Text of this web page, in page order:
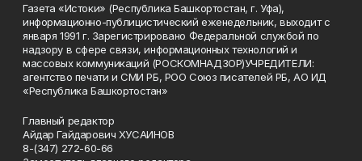
Газета «Истоки» (Республика Башкортостан, г. Уфа),
информационно-публицистический еженедельник, выходит с
января 1991 г. Зарегистрировано Федеральной службой по
надзору в сфере связи, информационных технологий и
массовых коммуникаций (РОСКОМНАДЗОР)УЧРЕДИТЕЛИ:
агентство печати и СМИ РБ, РОО Союз писателей РБ, АО ИД
«Республика Башкортостан»
Главный редактор
Айдар Гайдарович ХУСАИНОВ
8-(347) 272-60-66